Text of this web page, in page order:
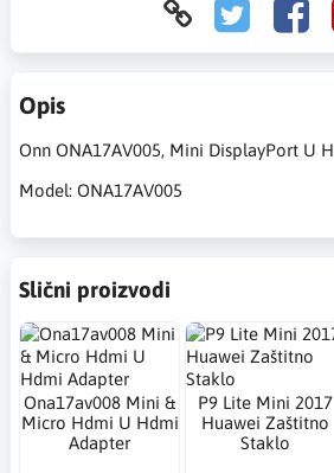
Opis
Onn ONA17AV005, Mini DisplayPort U
Model: ONA17AV005
Slični proizvodi
Ona17av008 Mini &
Micro Hdmi U Hdmi
Adapter
P9 Lite Mini 2017
Huawei Zaštitno
Staklo